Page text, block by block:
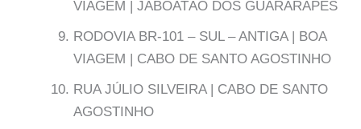
VIAGEM | JABOATÃO DOS GUARARAPES
RODOVIA BR-101 – SUL – ANTIGA | BOA
VIAGEM | CABO DE SANTO AGOSTINHO
RUA JÚLIO SILVEIRA | CABO DE SANTO
AGOSTINHO